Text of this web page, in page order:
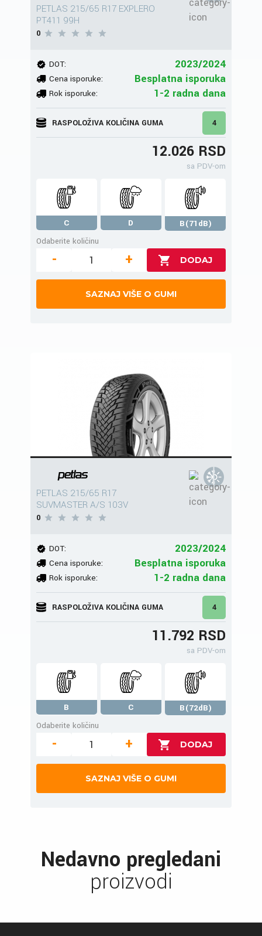
PETLAS 215/65 R17 EXPLERO
PT411 99H
0
DOT: 2023/2024
Cena isporuke: Besplatna isporuka
Rok isporuke: 1-2 radna dana
RASPOLOŽIVA KOLIČINA GUMA 4
12.026 RSD
sa PDV-om
C D
B(71dB)
Odaberite količinu
- +
SAZNAJ VIŠE O GUMI
PETLAS 215/65 R17
SUVMASTER A/S 103V
0
DOT: 2023/2024
Cena isporuke: Besplatna isporuka
Rok isporuke: 1-2 radna dana
RASPOLOŽIVA KOLIČINA GUMA 4
11.792 RSD
sa PDV-om
B C
B(72dB)
Odaberite količinu
- +
SAZNAJ VIŠE O GUMI
Nedavno pregledani
proizvodi